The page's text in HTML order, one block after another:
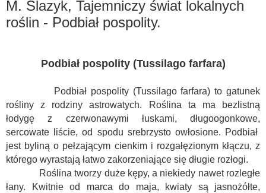
M. Ślazyk, Tajemniczy świat lokalnych
roślin - Podbiał pospolity.
Podbiał pospolity (Tussilago farfara)
Podbiał pospolity (Tussilago farfara) to gatunek
rośliny z rodziny astrowatych. Roślina ta ma bezlistną
łodygę z czerwonawymi łuskami, długoogonkowe,
sercowate liście, od spodu srebrzysto owłosione. Podbiał
jest byliną o pełzającym cienkim i rozgałęzionym kłączu, z
którego wyrastają łatwo zakorzeniające się długie rozłogi.
Roślina tworzy duże kępy, a niekiedy nawet rozległe
łany. Kwitnie od marca do maja, kwiaty są jasnożółte,